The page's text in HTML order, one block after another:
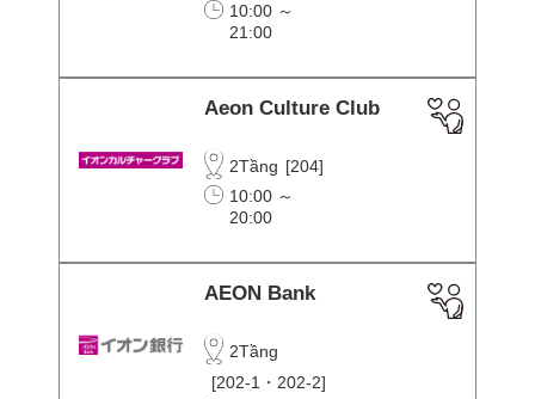
10:00 ～
21:00
Aeon Culture Club
2Tầng [204]
10:00 ～
20:00
AEON Bank
2Tầng
[202-1・202-2]